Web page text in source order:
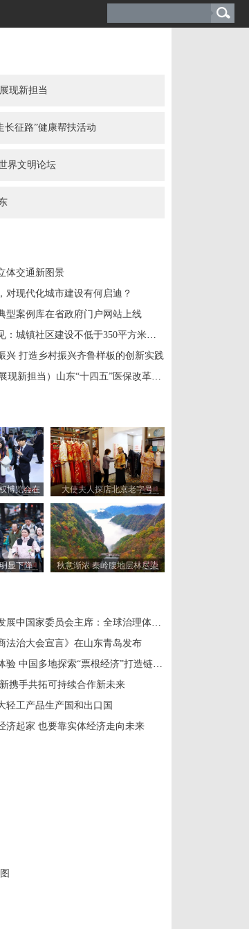
现新担当
长征路”健康帮扶活动
界文明论坛
体交通新图景
对现代化城市建设有何启迪？
型案例库在省政府门户网站上线
山东公开征求意见：城镇社区建设不低于350平方米的养老服务设施
兴 打造乡村振兴齐鲁样板的创新实践
（聚焦“十四五” 展现新担当）山东“十四五”医保改革交惠民答卷
博览会在
幕
大使夫人探店北京老字号
显下降 秋意渐浓 秦岭腹地层林尽染
国际标准化组织发展中国家委员会主席：全球治理体系改革应共建共享
法治大会宣言》在山东青岛发布
一张票根、多重体验 中国多地探索“票根经济”打造链式消费新场景
携手共拓可持续合作新未来
轻工产品生产国和出口国
济起家 也要靠实体经济走向未来